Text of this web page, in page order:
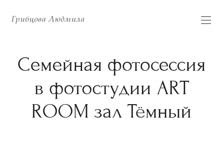
Семейная фотосессия
в фотостудии ART
ROOM зал Тёмный